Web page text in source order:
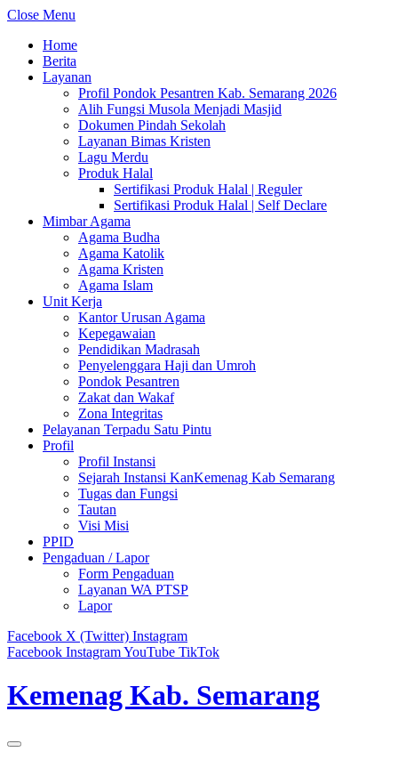
Close Menu
Home
Berita
Layanan
Profil Pondok Pesantren Kab. Semarang 2026
Alih Fungsi Musola Menjadi Masjid
Dokumen Pindah Sekolah
Layanan Bimas Kristen
Lagu Merdu
Produk Halal
Sertifikasi Produk Halal | Reguler
Sertifikasi Produk Halal | Self Declare
Mimbar Agama
Agama Budha
Agama Katolik
Agama Kristen
Agama Islam
Unit Kerja
Kantor Urusan Agama
Kepegawaian
Pendidikan Madrasah
Penyelenggara Haji dan Umroh
Pondok Pesantren
Zakat dan Wakaf
Zona Integritas
Pelayanan Terpadu Satu Pintu
Profil
Profil Instansi
Sejarah Instansi KanKemenag Kab Semarang
Tugas dan Fungsi
Tautan
Visi Misi
PPID
Pengaduan / Lapor
Form Pengaduan
Layanan WA PTSP
Lapor
Facebook X (Twitter) Instagram
Facebook InstagramYouTube TikTok
Kemenag Kab. Semarang